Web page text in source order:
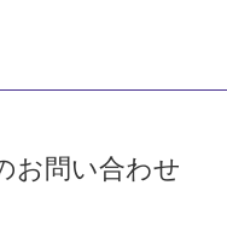
お問い合わせ